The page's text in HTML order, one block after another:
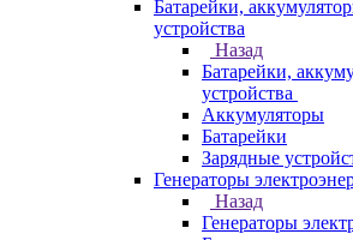
Батарейки,
устройства
Назад
Батарейки,
устройства
Аккумуляторы
Батарейки
Зарядные
Генераторы
Назад
Генераторы